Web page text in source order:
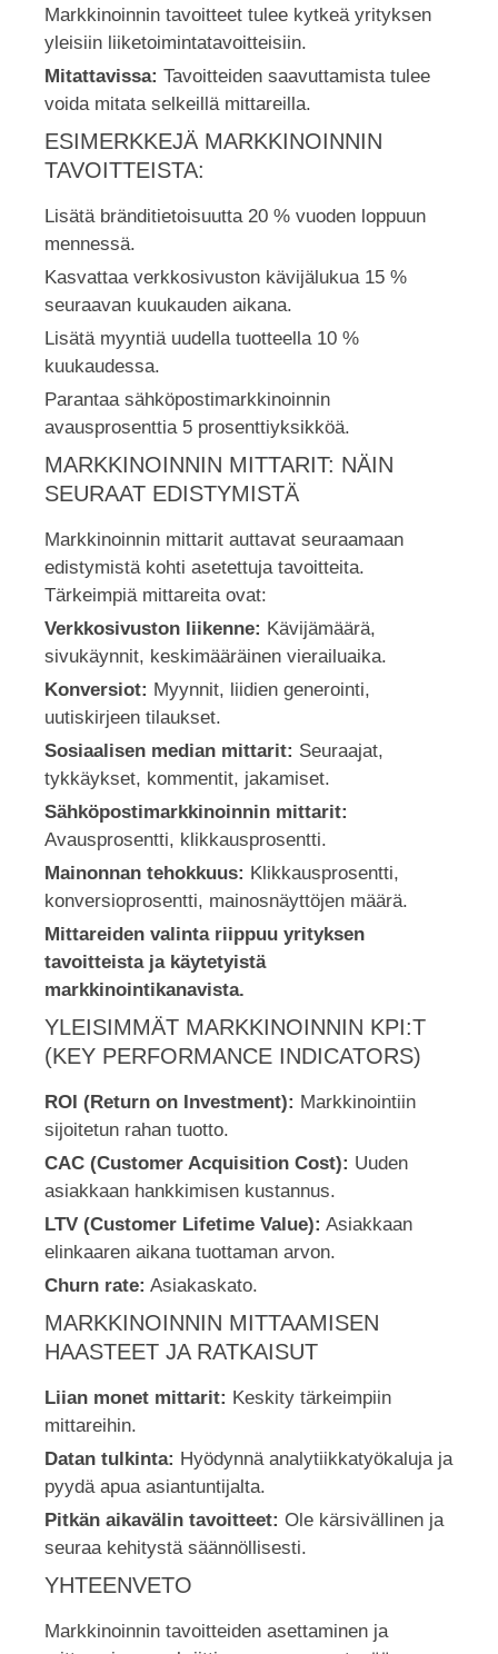
Markkinoinnin tavoitteet tulee kytkeä yrityksen
yleisiin liiketoimintatavoitteisiin.
Mitattavissa: Tavoitteiden saavuttamista tulee
voida mitata selkeillä mittareilla.
ESIMERKKEJÄ MARKKINOINNIN
TAVOITTEISTA:
Lisätä bränditietoisuutta 20 % vuoden loppuun
mennessä.
Kasvattaa verkkosivuston kävijälukua 15 %
seuraavan kuukauden aikana.
Lisätä myyntiä uudella tuotteella 10 %
kuukaudessa.
Parantaa sähköpostimarkkinoinnin
avausprosenttia 5 prosenttiyksikköä.
MARKKINOINNIN MITTARIT: NÄIN
SEURAAT EDISTYMISTÄ
Markkinoinnin mittarit auttavat seuraamaan
edistymistä kohti asetettuja tavoitteita.
Tärkeimpiä mittareita ovat:
Verkkosivuston liikenne: Kävijämäärä,
sivukäynnit, keskimääräinen vierailuaika.
Konversiot: Myynnit, liidien generointi,
uutiskirjeen tilaukset.
Sosiaalisen median mittarit: Seuraajat,
tykkäykset, kommentit, jakamiset.
Sähköpostimarkkinoinnin mittarit:
Avausprosentti, klikkausprosentti.
Mainonnan tehokkuus: Klikkausprosentti,
konversioprosentti, mainosnäyttöjen määrä.
Mittareiden valinta riippuu yrityksen
tavoitteista ja käytetyistä
markkinointikanavista.
YLEISIMMÄT MARKKINOINNIN KPI:T
(KEY PERFORMANCE INDICATORS)
ROI (Return on Investment): Markkinointiin
sijoitetun rahan tuotto.
CAC (Customer Acquisition Cost): Uuden
asiakkaan hankkimisen kustannus.
LTV (Customer Lifetime Value): Asiakkaan
elinkaaren aikana tuottaman arvon.
Churn rate: Asiakaskato.
MARKKINOINNIN MITTAAMISEN
HAASTEET JA RATKAISUT
Liian monet mittarit: Keskity tärkeimpiin
mittareihin.
Datan tulkinta: Hyödynnä analytiikkatyökaluja ja
pyydä apua asiantuntijalta.
Pitkän aikavälin tavoitteet: Ole kärsivällinen ja
seuraa kehitystä säännöllisesti.
YHTEENVETO
Markkinoinnin tavoitteiden asettaminen ja